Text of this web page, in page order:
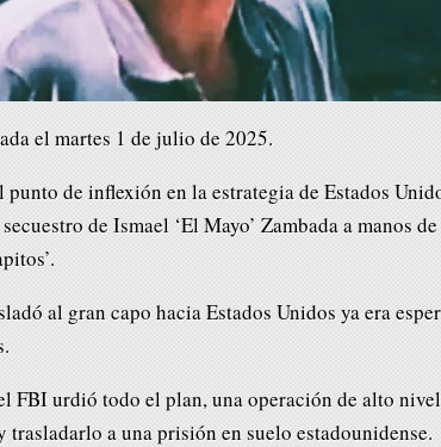
el martes 1 de julio de 2025.
punto de inflexión en la estrategia de Estados
de Ismael ‘El Mayo’ Zambada a manos
al gran capo hacia Estados Unidos ya era
FBI urdió todo el plan, una operación de alto
trasladarlo a una prisión en suelo estadounidense.